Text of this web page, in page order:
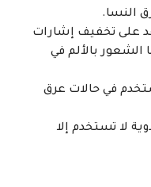
النسا.
على تخفيف إشارات
الشعور بالألم في
في حالات عرق
لا تستخدم إلا